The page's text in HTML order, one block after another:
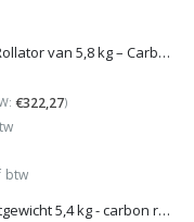
Homecare lichtgewicht Rollator van 5,8 kg – Carbon rollator tot 150 kg draaggewicht – Dubbel opvouwbaar en inclusief reistas - Rood
€322,27)
btw
Homecare premium lichtgewicht 5,4 kg - carbon rollator - 150 kg draaggewicht - Opvouwbaar - Groen - incl stokhouder